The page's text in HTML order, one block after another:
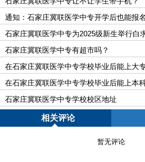
通知：石家庄冀联医学中专开学后也能报
石家庄冀联医学中专为2025级新生举行白
会
石家庄冀联医学中专有超市吗？
在石家庄冀联医学中专学校毕业后能上大
在石家庄冀联医学中专学校毕业后能上本
石家庄冀联医学中专学校校区地址
相关评论
暂无评论